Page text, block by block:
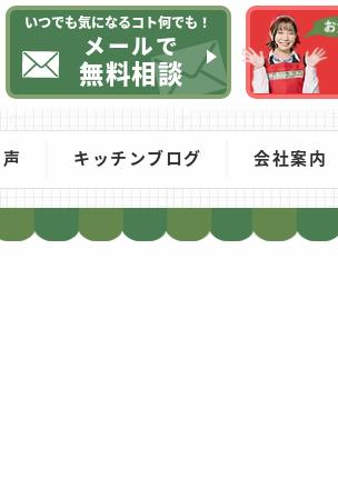
いつでも気になるコト何でも！
メールで
無料相談
キッチンブログ 会社案内